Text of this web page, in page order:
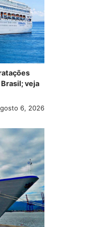
veja
6, 2026